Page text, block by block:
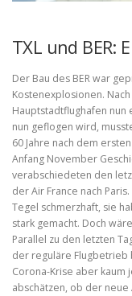
TXL und BER:
Der Bau des BER war
Kostenexplosionen.
Hauptstadtflughafen nun
nun geflogen wird,
60 Jahre nach dem
Anfang November
verabschiedeten den
der Air France nach
Tegel schmerzhaft, sie
stark gemacht. Doch
Parallel zu den letzten
der reguläre Flugbetrieb
Corona-Krise aber kaum
abschätzen, ob der